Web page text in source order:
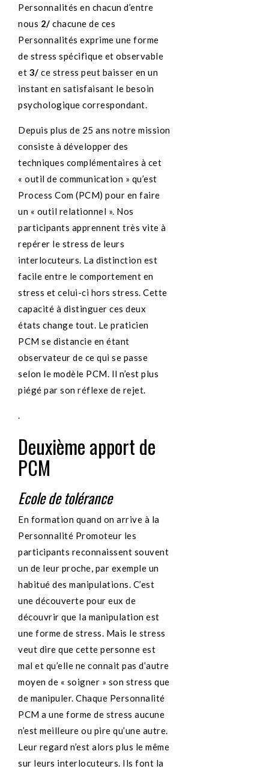
Personnalités en chacun d’entre
nous 2/ chacune de ces
Personnalités exprime une forme
de stress spécifique et observable
et 3/ ce stress peut baisser en un
instant en satisfaisant le besoin
psychologique correspondant.
Depuis plus de 25 ans notre mission
consiste à développer des
techniques complémentaires à cet
« outil de communication » qu’est
Process Com (PCM) pour en faire
un « outil relationnel ». Nos
participants apprennent très vite à
repérer le stress de leurs
interlocuteurs. La distinction est
facile entre le comportement en
stress et celui-ci hors stress. Cette
capacité à distinguer ces deux
états change tout. Le praticien
PCM se distancie en étant
observateur de ce qui se passe
selon le modèle PCM. Il n’est plus
piégé par son réflexe de rejet.
.
Deuxième apport de
PCM
Ecole de tolérance
En formation quand on arrive à la
Personnalité Promoteur les
participants reconnaissent souvent
un de leur proche, par exemple un
habitué des manipulations. C’est
une découverte pour eux de
découvrir que la manipulation est
une forme de stress. Mais le stress
veut dire que cette personne est
mal et qu’elle ne connait pas d’autre
moyen de « soigner » son stress que
de manipuler. Chaque Personnalité
PCM a une forme de stress aucune
n’est meilleure ou pire qu’une autre.
Leur regard n’est alors plus le même
sur leurs interlocuteurs. Ils font la